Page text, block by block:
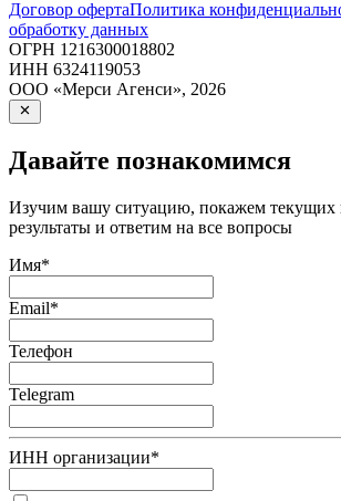
Договор офертаПолитика
обработку данных
ОГРН 1216300018802
ИНН 6324119053
ООО «Мерси Агенси», 2026
Давайте познакомимся
Изучим вашу ситуацию, покажем текущих
результаты и ответим на все вопросы
Имя*
Email*
Телефон
Telegram
ИНН организации*